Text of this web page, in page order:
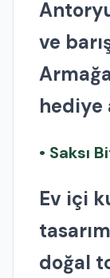
ve
hediye
• Saksı
Ev içi
doğal